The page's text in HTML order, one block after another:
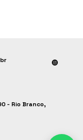
- Rio Branco,